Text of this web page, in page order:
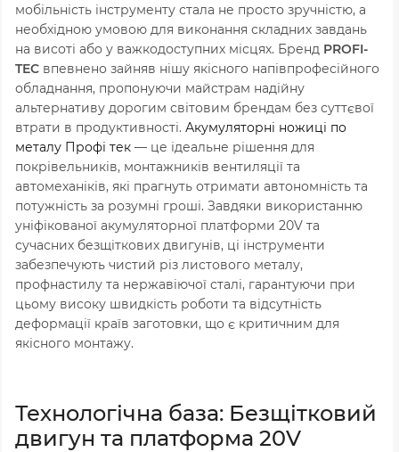
мобільність інструменту стала не просто зручністю, а
необхідною умовою для виконання складних завдань
на висоті або у важкодоступних місцях. Бренд PROFI-
TEC впевнено зайняв нішу якісного напівпрофесійного
обладнання, пропонуючи майстрам надійну
альтернативу дорогим світовим брендам без суттєвої
втрати в продуктивності. Акумуляторні ножиці по
металу Профі тек — це ідеальне рішення для
покрівельників, монтажників вентиляції та
автомеханіків, які прагнуть отримати автономність та
потужність за розумні гроші. Завдяки використанню
уніфікованої акумуляторної платформи 20V та
сучасних безщіткових двигунів, ці інструменти
забезпечують чистий різ листового металу,
профнастилу та нержавіючої сталі, гарантуючи при
цьому високу швидкість роботи та відсутність
деформації країв заготовки, що є критичним для
якісного монтажу.
Технологічна база: Безщітковий
двигун та платформа 20V